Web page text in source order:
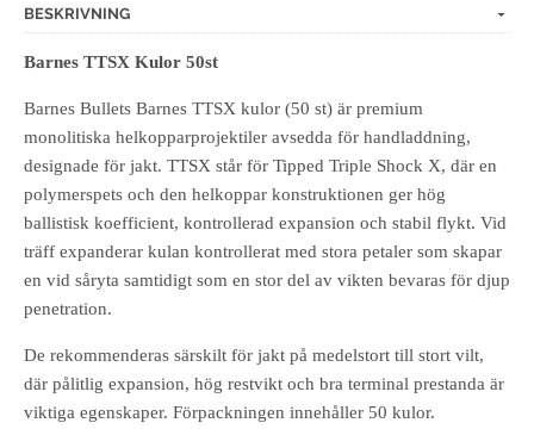
BESKRIVNING
Barnes TTSX Kulor 50st
Barnes Bullets Barnes TTSX kulor (50 st) är premium
monolitiska helkopparprojektiler avsedda för handladdning,
designade för jakt. TTSX står för Tipped Triple Shock X, där en
polymerspets och den helkoppar konstruktionen ger hög
ballistisk koefficient, kontrollerad expansion och stabil flykt. Vid
träff expanderar kulan kontrollerat med stora petaler som skapar
en vid såryta samtidigt som en stor del av vikten bevaras för djup
penetration.
De rekommenderas särskilt för jakt på medelstort till stort vilt,
där pålitlig expansion, hög restvikt och bra terminal prestanda är
viktiga egenskaper. Förpackningen innehåller 50 kulor.